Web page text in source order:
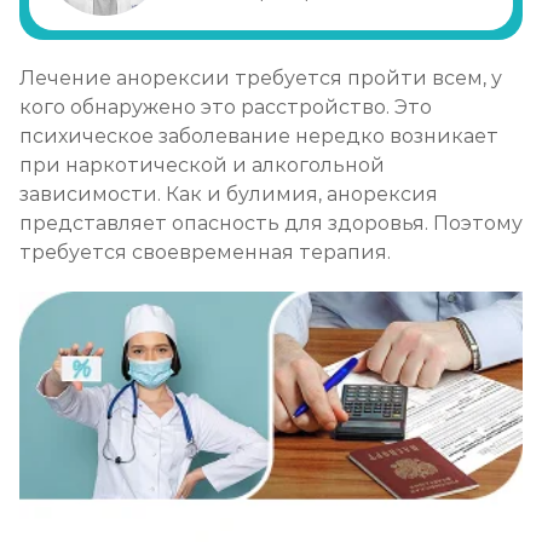
от 1 450 ₽ Записаться
Лечение анорексии требуется пройти всем, у
кого обнаружено это расстройство. Это
психическое заболевание нередко возникает
при наркотической и алкогольной
зависимости. Как и булимия, анорексия
представляет опасность для здоровья. Поэтому
требуется своевременная терапия.